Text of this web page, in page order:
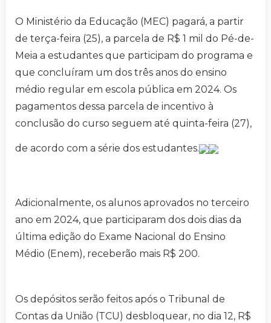
O Ministério da Educação (MEC) pagará, a partir
de terça-feira (25), a parcela de R$ 1 mil do Pé-de-
Meia a estudantes que participam do programa e
que concluíram um dos três anos do ensino
médio regular em escola pública em 2024. Os
pagamentos dessa parcela de incentivo à
conclusão do curso seguem até quinta-feira (27),
de acordo com a série dos estudantes.
Adicionalmente, os alunos aprovados no terceiro
ano em 2024, que participaram dos dois dias da
última edição do Exame Nacional do Ensino
Médio (Enem), receberão mais R$ 200.
Os depósitos serão feitos após o Tribunal de
Contas da União (TCU) desbloquear, no dia 12, R$